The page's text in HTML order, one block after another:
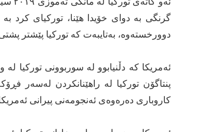
گرنگی بە دوای خۆیدا هێنا، تورکیای کرد
دوورخستەوە، بەتایبەت کە تورکیا پێشتر
کاروباری دەرەوەی ئەنجومەنی پیرانی